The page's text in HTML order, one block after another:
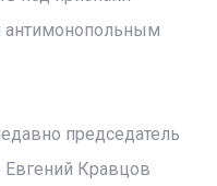
антимонопольным
председатель
Евгений Кравцов